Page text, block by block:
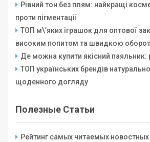
Рівний тон без плям: найкращі
проти пігментації
ТОП м\’яких іграшок для оптової
високим попитом та швидкою
Де можна купити якісний паяльник:
ТОП українських брендів
щоденного догляду
Полезные Статьи
Рейтинг самых читаемых новостных